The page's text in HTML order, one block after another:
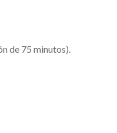
de 75 minutos).